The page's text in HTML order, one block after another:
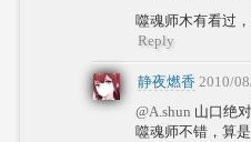
噬魂师木有看过
Reply
静夜燃香 2010/
@A.shun 山口绝
噬魂师不错，算